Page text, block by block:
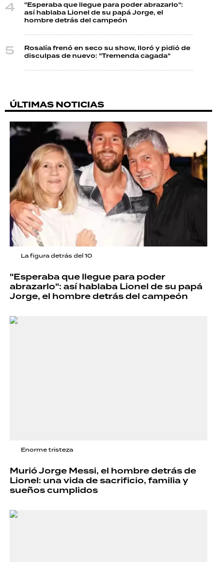
"Esperaba que llegue para poder abrazarlo":
así hablaba Lionel de su papá Jorge, el
hombre detrás del campeón
Rosalía frenó en seco su show, lloró y pidió de
disculpas de nuevo: "Tremenda cagada"
ÚLTIMAS NOTICIAS
La figura detrás del 10
"Esperaba que llegue para poder
abrazarlo": así hablaba Lionel de su papá
Jorge, el hombre detrás del campeón
Enorme tristeza
Murió Jorge Messi, el hombre detrás de
Lionel: una vida de sacrificio, familia y
sueños cumplidos